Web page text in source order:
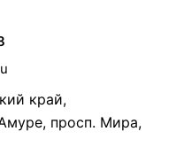
край,
просп. Мира,